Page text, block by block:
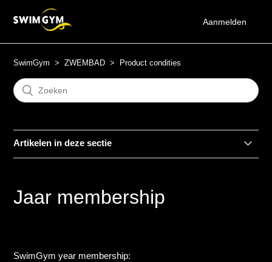
Aanmelden
SwimGym ZWEMBAD Product condities
Artikelen in deze sectie
Maand membership
Jaar membership
SwimGym year membership: